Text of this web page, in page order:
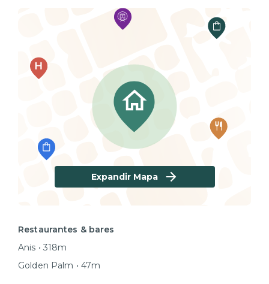
Expandir Mapa
Restaurantes & bares
Anis • 318m
Golden Palm • 47m